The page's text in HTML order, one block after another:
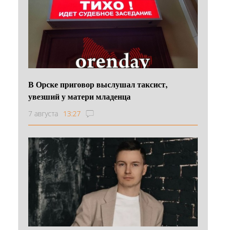
В Орске приговор выслушал таксист,
увезший у матери младенца
7 августа 13:27